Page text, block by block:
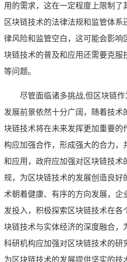
用的需求，这在一定程度上限制了
区块链技术的法律法规和监管体系
律风险和监管空白，这可能会影响
块链技术的普及和应用还需要克服
等问题。
尽管面临诸多挑战,但区块链
发展前景依然十分广阔，随着技术
块链技术将在未来发挥更加重要的
构应加强合作，形成强大的合力，
和应用，政府应加强对区块链技术
规，为区块链技术的发展创造良好
术朝着健康、有序的方向发展，企
发投入，积极探索区块链技术在各
块链技术与实体经济的深度融合，
科研机构应加强对区块链技术的研
为区块链技术的发展提供坚实的技